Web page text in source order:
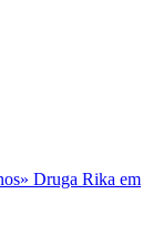
Druga Rika em